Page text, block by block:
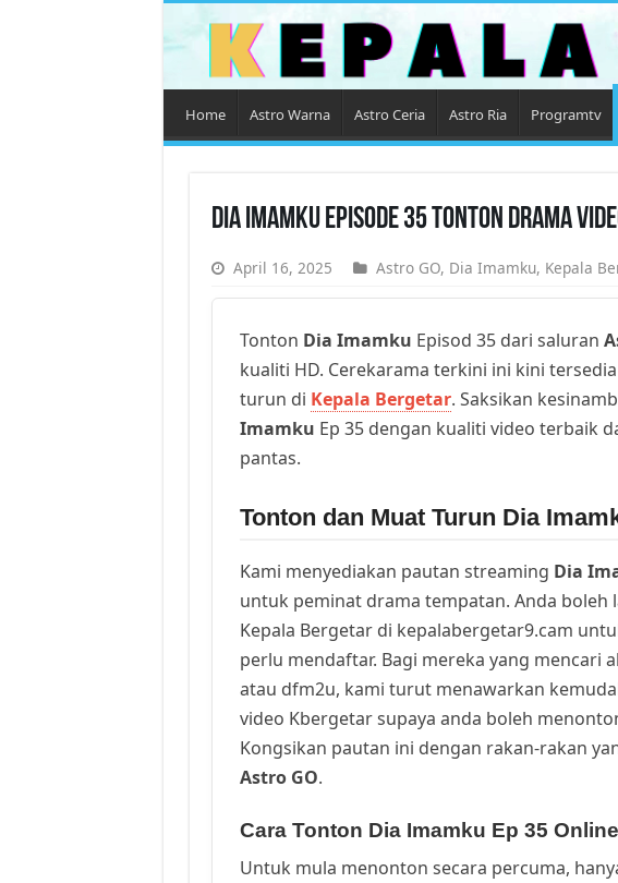
Home Astro Warna Astro Ceria Astro Ria Programtv
Dia Imamku Episode 35 Tonton Drama
April 16, 2025 Astro GO, Dia Imamku, Kepala
Tonton Dia Imamku Episod 35 dari saluran
kualiti HD. Cerekarama terkini ini kini
turun di Kepala Bergetar. Saksikan
Imamku Ep 35 dengan kualiti video terbaik
pantas.
Tonton dan Muat Turun Dia
Kami menyediakan pautan streaming Dia
untuk peminat drama tempatan. Anda boleh
Kepala Bergetar di kepalabergetar9.cam
perlu mendaftar. Bagi mereka yang mencari
atau dfm2u, kami turut menawarkan
video Kbergetar supaya anda boleh
Kongsikan pautan ini dengan rakan-rakan
Astro GO.
Cara Tonton Dia Imamku Ep 35 Online
Untuk mula menonton secara percuma,